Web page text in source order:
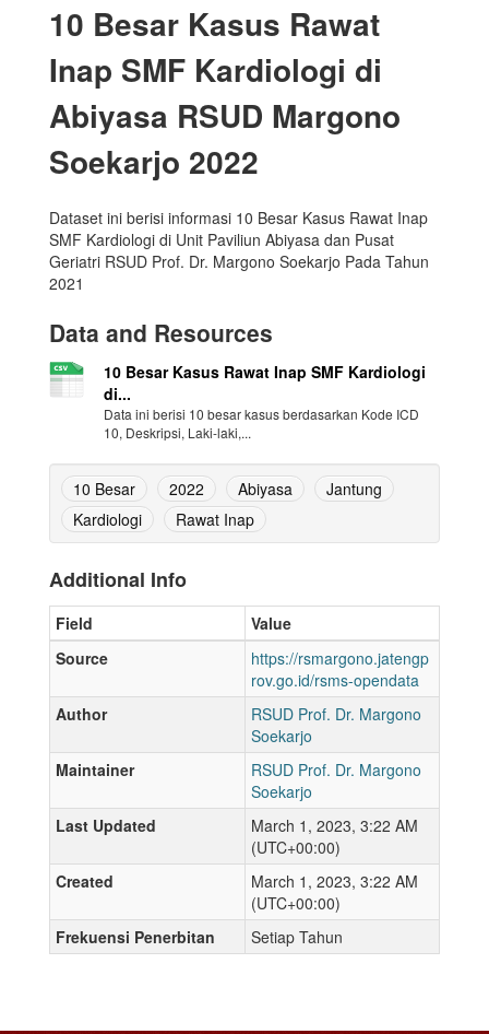
10 Besar Kasus Rawat
Inap SMF Kardiologi di
Abiyasa RSUD Margono
Soekarjo 2022
Dataset ini berisi informasi 10 Besar Kasus Rawat Inap
SMF Kardiologi di Unit Paviliun Abiyasa dan Pusat
Geriatri RSUD Prof. Dr. Margono Soekarjo Pada Tahun
2021
Data and Resources
10 Besar Kasus Rawat Inap SMF Kardiologi
di...
Data ini berisi 10 besar kasus berdasarkan Kode ICD
10, Deskripsi, Laki-laki,...
10 Besar 2022 Abiyasa
Jantung
Kardiologi
Rawat Inap
Additional Info
Field
Value
Source
https://rsmargono.jatengp
rov.go.id/rsms-opendata
Author
RSUD Prof. Dr. Margono
Soekarjo
Maintainer
RSUD Prof. Dr. Margono
Soekarjo
Last Updated
March 1, 2023, 3:22 AM
(UTC+00:00)
Created
March 1, 2023, 3:22 AM
(UTC+00:00)
Frekuensi Penerbitan
Setiap Tahun